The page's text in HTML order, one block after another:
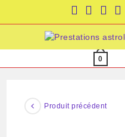
0
Produit précédent